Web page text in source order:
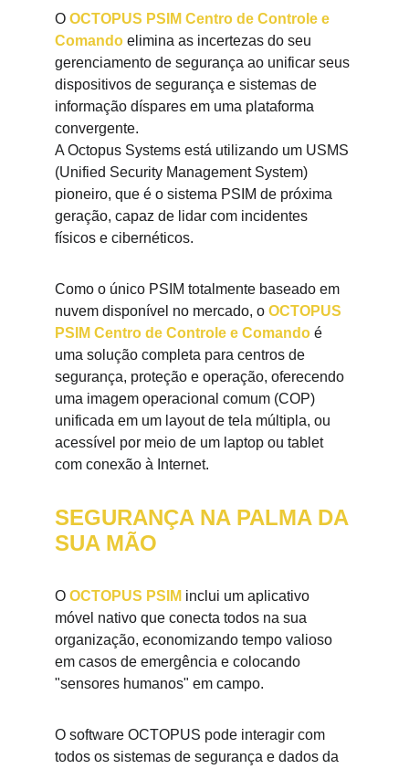
O OCTOPUS PSIM Centro de Controle e
Comando elimina as incertezas do seu
gerenciamento de segurança ao unificar seus
dispositivos de segurança e sistemas de
informação díspares em uma plataforma
convergente.
A Octopus Systems está utilizando um USMS
(Unified Security Management System)
pioneiro, que é o sistema PSIM de próxima
geração, capaz de lidar com incidentes
físicos e cibernéticos.
Como o único PSIM totalmente baseado em
nuvem disponível no mercado, o OCTOPUS
PSIM Centro de Controle e Comando é
uma solução completa para centros de
segurança, proteção e operação, oferecendo
uma imagem operacional comum (COP)
unificada em um layout de tela múltipla, ou
acessível por meio de um laptop ou tablet
com conexão à Internet.
SEGURANÇA NA PALMA DA
SUA MÃO
O OCTOPUS PSIM inclui um aplicativo
móvel nativo que conecta todos na sua
organização, economizando tempo valioso
em casos de emergência e colocando
"sensores humanos" em campo.
O software OCTOPUS pode interagir com
todos os sistemas de segurança e dados da